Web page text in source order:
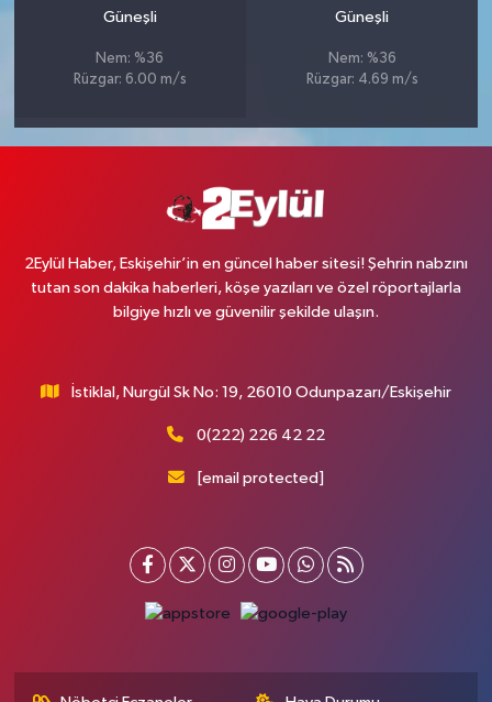
Güneşli
Nem: %36
Rüzgar: 6.00 m/s
Güneşli
Nem: %36
Rüzgar: 4.69 m/s
2Eylül Haber, Eskişehir’in en güncel haber sitesi! Şehrin nabzını
tutan son dakika haberleri, köşe yazıları ve özel röportajlarla
bilgiye hızlı ve güvenilir şekilde ulaşın.
İstiklal, Nurgül Sk No: 19, 26010 Odunpazarı/Eskişehir
0(222) 226 42 22
[email protected]